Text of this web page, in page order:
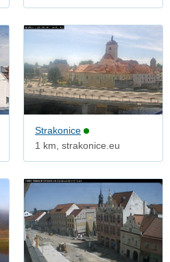
Strakonice
1 km, strakonice.eu